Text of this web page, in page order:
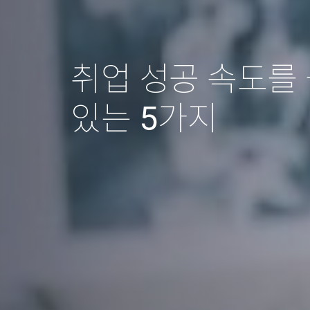
취업 성공 속도를
있는 5가지